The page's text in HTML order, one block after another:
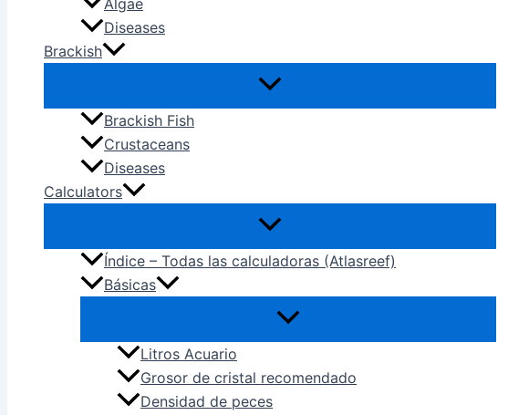
Algae
Diseases
Brackish
Brackish Fish
Crustaceans
Diseases
Calculators
Índice – Todas las calculadoras (Atlasreef)
Básicas
Litros Acuario
Grosor de cristal recomendado
Densidad de peces